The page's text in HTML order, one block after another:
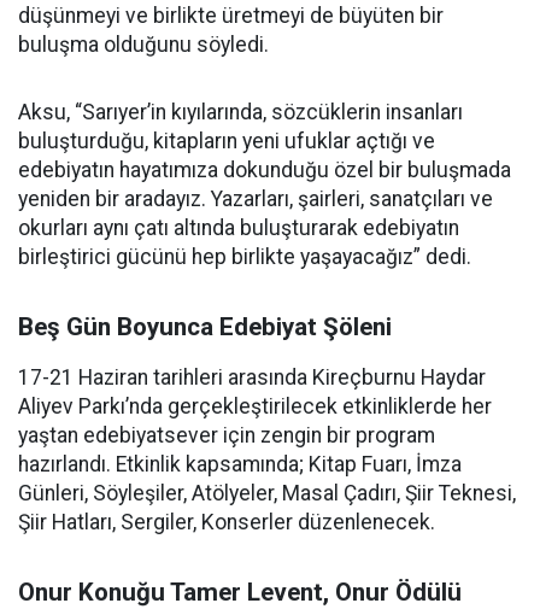
düşünmeyi ve birlikte üretmeyi de büyüten bir
buluşma olduğunu söyledi.
Aksu, “Sarıyer’in kıyılarında, sözcüklerin insanları
buluşturduğu, kitapların yeni ufuklar açtığı ve
edebiyatın hayatımıza dokunduğu özel bir buluşmada
yeniden bir aradayız. Yazarları, şairleri, sanatçıları ve
okurları aynı çatı altında buluşturarak edebiyatın
birleştirici gücünü hep birlikte yaşayacağız” dedi.
Beş Gün Boyunca Edebiyat Şöleni
17-21 Haziran tarihleri arasında Kireçburnu Haydar
Aliyev Parkı’nda gerçekleştirilecek etkinliklerde her
yaştan edebiyatsever için zengin bir program
hazırlandı. Etkinlik kapsamında; Kitap Fuarı, İmza
Günleri, Söyleşiler, Atölyeler, Masal Çadırı, Şiir Teknesi,
Şiir Hatları, Sergiler, Konserler düzenlenecek.
Onur Konuğu Tamer Levent, Onur Ödülü